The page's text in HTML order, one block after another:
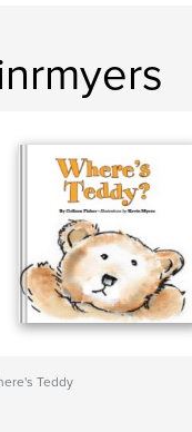
Teddy